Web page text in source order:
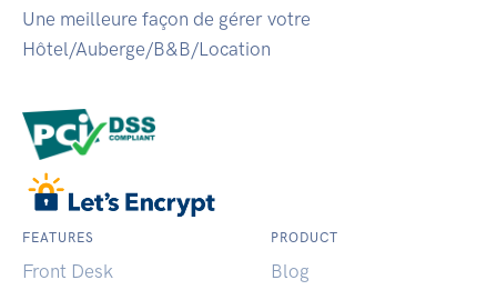
Une meilleure façon de gérer votre
Hôtel/Auberge/B&B/Location
FEATURES
Front Desk
PRODUCT
Blog